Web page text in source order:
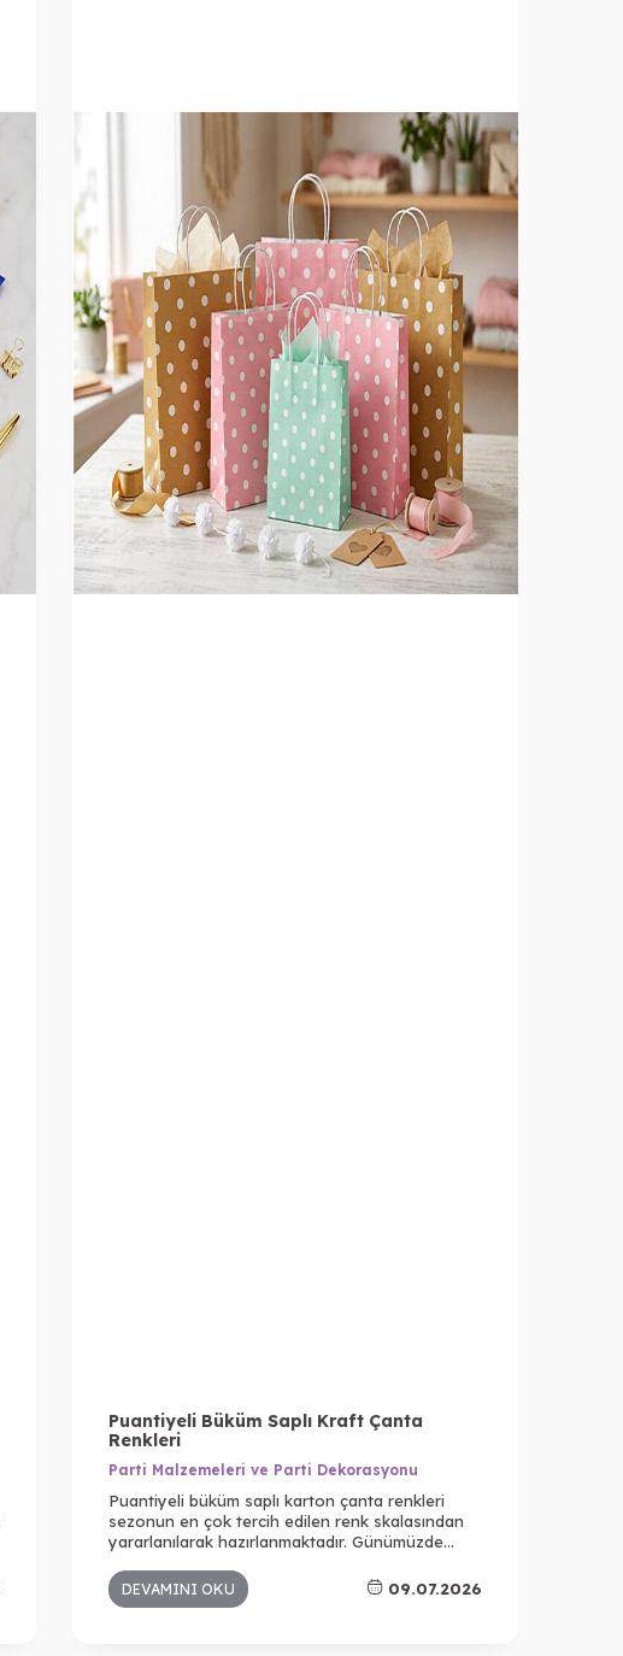
Puantiyeli Büküm Saplı Kraft Çanta
Renkleri
Parti Malzemeleri ve Parti Dekorasyonu
Puantiyeli büküm saplı karton çanta renkleri
sezonun en çok tercih edilen renk skalasından
yararlanılarak hazırlanmaktadır. Günümüzde
ambalajı da büyük bir önem taşır. Çünkü insanlar
artık satın aldıkları şeyin yalnızca bir ürün değil,
DEVAMINI OKU 09.07.2026